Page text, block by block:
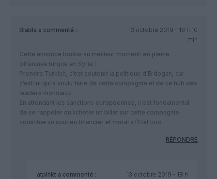
Blabla a commenté :
13 octobre 2019 - 18 h 10
min
Cette annonce tombe au meilleur moment: en pleine
offensive turque en Syrie !
Prendre Turkish, c’est soutenir la politique d’Erdogan, car
c’est lui qui a voulu faire de cette compagnie et de ce hub des
leaders mondiaux.
En attendant les sanctions européennes, il est fondamental
de se rappeler qu’acheter un billet sur cette compagnie
constitue un soutien financier et moral a l’Etat turc.
RÉPONDRE
atplhkt a commenté :
13 octobre 2019 - 18 h